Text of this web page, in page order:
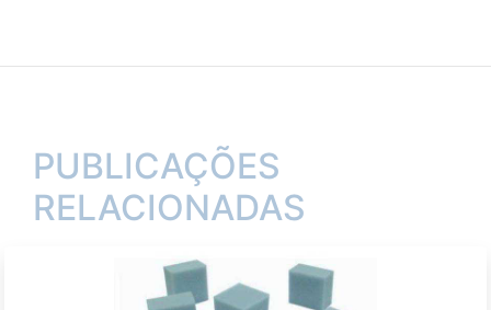
PUBLICAÇÕES
RELACIONADAS